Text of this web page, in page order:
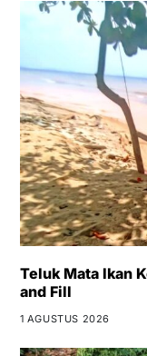
Teluk Mata Ikan
and Fill
1 AGUSTUS 2026